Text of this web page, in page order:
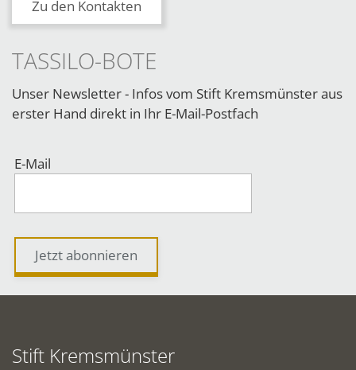
Zu den Kontakten
TASSILO-BOTE
Unser Newsletter - Infos vom Stift Kremsmünster aus
erster Hand direkt in Ihr E-Mail-Postfach
E-Mail
Jetzt abonnieren
Stift Kremsmünster